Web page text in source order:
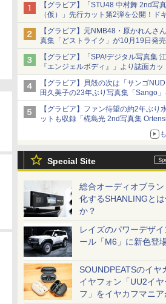
【グラビア】「STU48 中村舞 2nd写
（仮）」先行カット第2弾を公開！ド
るランジェリーカットなど新たな挑戦
【グラビア】元NMB48・原かれんさ
真集「どストライク」が10月19日発売
【グラビア】「SPA!デジタル写真集
『エンジェルボディ』」より誌面カッ
開！
【グラビア】貝殻の次は「サンゴ
田久美子の23年ぶり写真集「Sango
に発売
【グラビア】ファン待望の約2年ぶり
ットも収録「椛島光 2nd写真集
Special Site
総合オーディオブラン
化するSHANLINGと
か？
レイズのパワーデザイ
ール「M6」に新色登
SOUNDPEATSのイヤ
イヤフォン「UU2イヤ
フ」をイヤカフマニア